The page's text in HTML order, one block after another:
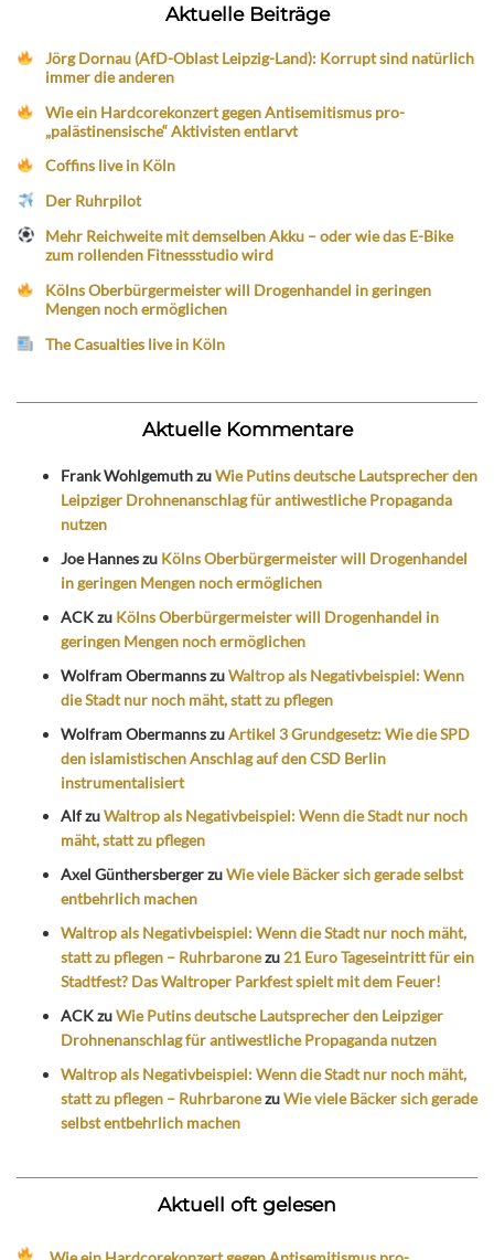
Aktuelle Beiträge
Jörg Dornau (AfD-Oblast Leipzig-Land): Korrupt sind natürlich
immer die anderen
Wie ein Hardcorekonzert gegen Antisemitismus pro-
„palästinensische“ Aktivisten entlarvt
Coffins live in Köln
Der Ruhrpilot
Mehr Reichweite mit demselben Akku – oder wie das E-Bike
zum rollenden Fitnessstudio wird
Kölns Oberbürgermeister will Drogenhandel in geringen
Mengen noch ermöglichen
The Casualties live in Köln
Aktuelle Kommentare
Frank WohlgemuthzuWie Putins deutsche Lautsprecher den
Leipziger Drohnenanschlag für antiwestliche Propaganda
nutzen
Joe Hanneszu Kölns Oberbürgermeister will Drogenhandel
in geringen Mengen noch ermöglichen
ACKzu Kölns Oberbürgermeister will Drogenhandel in
geringen Mengen noch ermöglichen
Wolfram ObermannszuWaltrop als Negativbeispiel: Wenn
die Stadt nur noch mäht, statt zu pflegen
Wolfram ObermannszuArtikel 3 Grundgesetz: Wie die SPD
den islamistischen Anschlag auf den CSD Berlin
instrumentalisiert
AlfzuWaltrop als Negativbeispiel: Wenn die Stadt nur noch
mäht, statt zu pflegen
Axel GünthersbergerzuWie viele Bäcker sich gerade selbst
entbehrlich machen
Waltrop als Negativbeispiel: Wenn die Stadt nur noch mäht,
statt zu pflegen – Ruhrbaronezu 21 Euro Tageseintritt für ein
Stadtfest? Das Waltroper Parkfest spielt mit dem Feuer!
ACKzuWie Putins deutsche Lautsprecher den Leipziger
Drohnenanschlag für antiwestliche Propaganda nutzen
Waltrop als Negativbeispiel: Wenn die Stadt nur noch mäht,
statt zu pflegen – RuhrbaronezuWie viele Bäcker sich gerade
selbst entbehrlich machen
Aktuell oft gelesen